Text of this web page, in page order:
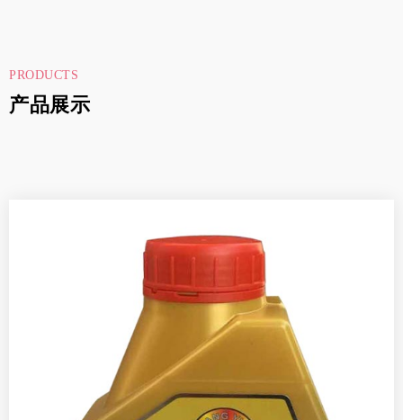
PRODUCTS
产品展示